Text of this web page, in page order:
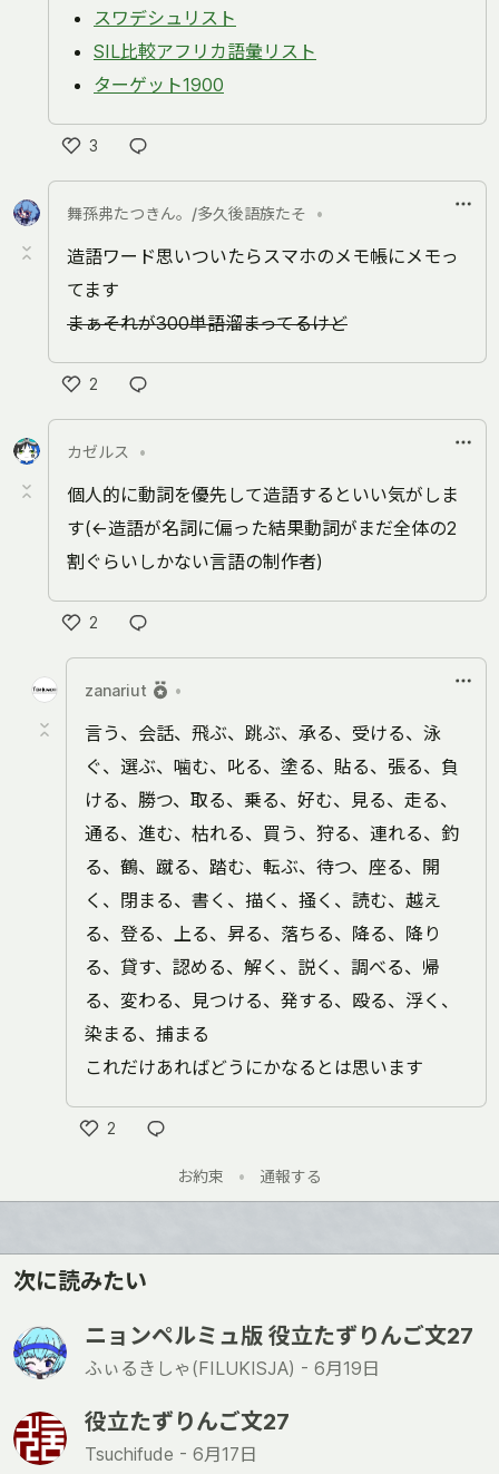
スワデシュリスト
SIL比較アフリカ語彙リスト
ターゲット1900
3
い
ね
舞孫弗たつきん。/多久後語族たそ •
造語ワード思いついたらスマホのメモ帳にメモっ
てます
まぁそれが300単語溜まってるけど
2
い
ね
カゼルス •
個人的に動詞を優先して造語するといい気がしま
す(←造語が名詞に偏った結果動詞がまだ全体の2
割ぐらいしかない言語の制作者)
2
い
ねzanariut •
言う、会話、飛ぶ、跳ぶ、承る、受ける、泳
ぐ、選ぶ、噛む、叱る、塗る、貼る、張る、負
ける、勝つ、取る、乗る、好む、見る、走る、
通る、進む、枯れる、買う、狩る、連れる、釣
る、鶴、蹴る、踏む、転ぶ、待つ、座る、開
く、閉まる、書く、描く、掻く、読む、越え
る、登る、上る、昇る、落ちる、降る、降り
る、貸す、認める、解く、説く、調べる、帰
る、変わる、見つける、発する、殴る、浮く、
染まる、捕まる
これだけあればどうにかなるとは思います
2
ね
お約束 • 通報する
次に読みたい
ニョンペルミュ版 役立たずりんご文27
ふぃるきしゃ(FILUKISJA) - 6月19日
役立たずりんご文27
Tsuchifude - 6月17日